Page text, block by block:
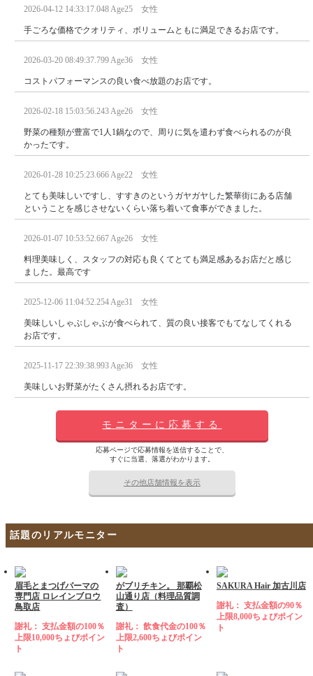
2026-04-12 14:33:17.048 Age25 女性
手ごろな価格でクオリティ、ボリュームともに満足できるお店です。
2026-03-20 08:49:37.799 Age36 女性
コストパフォーマンスの良い食べ放題のお店です。
2026-02-18 15:03:56.243 Age26 女性
野菜の種類が豊富で1人1鍋なので、周りに気を遣わず食べられるのが良
かったです。
2026-01-28 10:25:23.666 Age22 女性
とても美味しいですし、すすきのというガヤガヤした繁華街にある店舗
ということを感じさせないくらい落ち着いて食事ができました。
2026-01-07 10:53:52.667 Age26 女性
料理美味しく、スタッフの対応も良くてとても満足感あるお店だと感じ
ました。最高です
2025-12-06 11:04:52.254 Age31 女性
美味しいしゃぶしゃぶが食べられて、質の良い接客でもてなしてくれる
お店です。
2025-11-17 22:39:38.993 Age36 女性
美味しいお野菜がたくさん摂れるお店です。
モニターに応募する
応募ページで応募情報を送信することで、
すぐに当選、落選がわかります。
その他店舗情報を表示
話題のリアルモニター
眉毛とまつげパーマの
専門店 ロレインブロウ
鳥取店
謝礼： 支払金額の100％
上限10,000ちょびポイン
ト
がブリチキン。 那覇松
山通り店（料理品質調
査）
謝礼： 飲食代金の100％
上限2,600ちょびポイン
ト
SAKURA Hair 加古川店
謝礼： 支払金額の90％
上限8,000ちょびポイン
ト